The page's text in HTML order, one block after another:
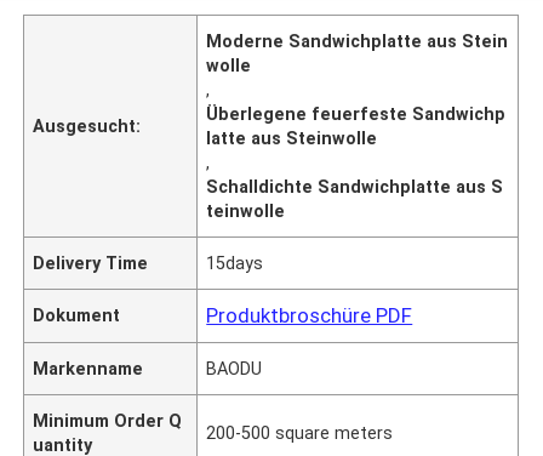
Ausgesucht:
Moderne Sandwichplatte aus Stein
wolle
,
Überlegene feuerfeste Sandwichp
latte aus Steinwolle
,
Schalldichte Sandwichplatte aus S
teinwolle
Delivery Time 15days
Dokument Produktbroschüre PDF
Markenname BAODU
Minimum Order Q
uantity
200-500 square meters